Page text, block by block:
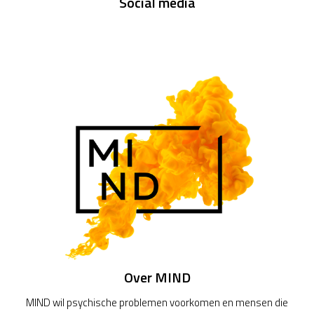
Over MIND
MIND wil psychische problemen voorkomen en mensen die